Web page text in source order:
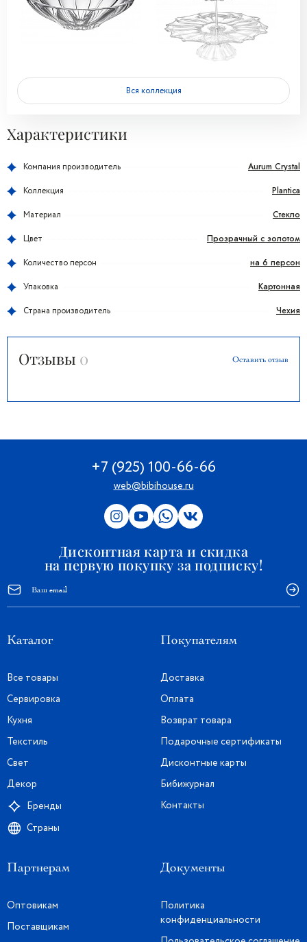
Вся коллекция
Характеристики
Компания производитель Aurum Crystal
Коллекция Plantica
Материал Стекло
Цвет Прозрачный с золотом
Количество персон на 6 персон
Упаковка Картонная
Страна производитель Чехия
Отзывы 0 Оставить отзыв
+7 (925) 100-66-66
web@bibihouse.ru
Дисконтная карта и скидка
на первую покупку за подписку!
Каталог
Все товары
Сервировка
Кухня
Текстиль
Свет
Декор
Бренды
Страны
Покупателям
Доставка
Оплата
Возврат товара
Подарочные сертификаты
Дисконтные карты
Бибижурнал
Контакты
Партнерам
Оптовикам
Поставщикам
Документы
Политика
конфиденциальности